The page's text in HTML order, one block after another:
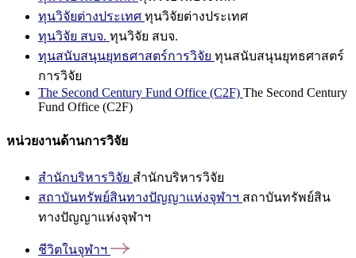
ทุนวิจัยต่างประเทศ ทุนวิจัยต่างประเทศ
ทุนวิจัย สบจ. ทุนวิจัย สบจ.
ทุนสนับสนุนยุทธศาสตร์การวิจัย ทุนสนับสนุนยุทธศาสตร์
การวิจัย
The Second Century Fund Office (C2F) The Second Century
Fund Office (C2F)
หน่วยงานด้านการวิจัย
สำนักบริหารวิจัย สำนักบริหารวิจัย
สถาบันทรัพย์สินทางปัญญาแห่งจุฬาฯ สถาบันทรัพย์สิน
ทางปัญญาแห่งจุฬาฯ
ชีวิตในจุฬาฯ